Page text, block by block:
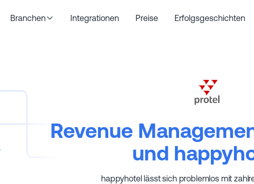
Branchen Integrationen Preise Erfolgsgeschichten
Revenue
und
happyhotel lässt sich problemlos mit